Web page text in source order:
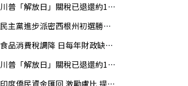
川普「解放日」關稅已退還約1000億美元 占已收稅6成
民主黨進步派密西根州初選勝出 挾「左轉」聲勢挑戰建制派
食品消費稅調降 日每年財政缺口估317億美元
川普「解放日」關稅已退還約1000億美元 占已收稅6成
印度僑民資金匯回 激勵盧比 提振匯率大有助益